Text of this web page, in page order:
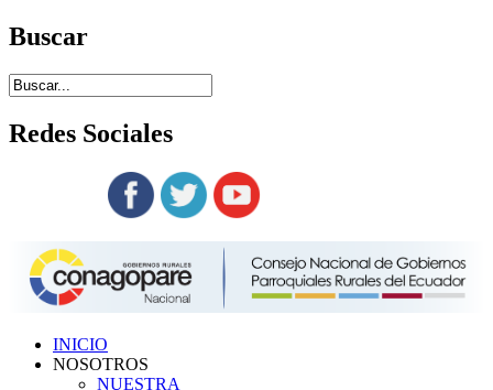
Buscar
Redes Sociales
INICIO
NOSOTROS
NUESTRA